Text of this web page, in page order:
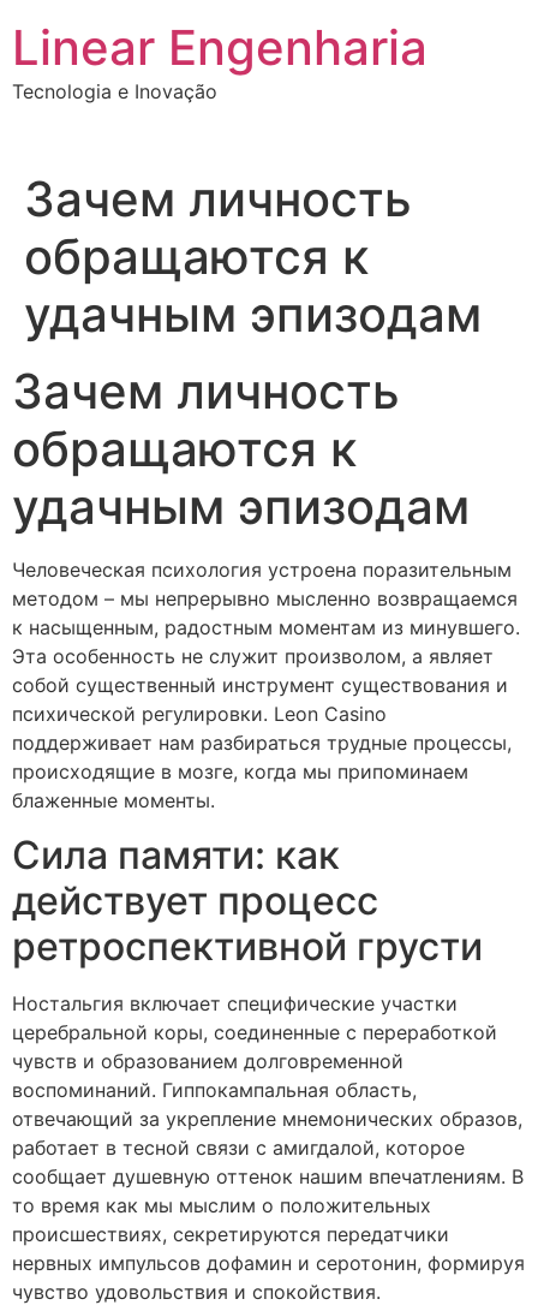
conteúdo
Linear Engenharia
Tecnologia e Inovação
Зачем личность
обращаются к
удачным эпизодам
Зачем личность
обращаются к
удачным эпизодам
Человеческая психология устроена поразительным
методом – мы непрерывно мысленно возвращаемся
к насыщенным, радостным моментам из минувшего.
Эта особенность не служит произволом, а являет
собой существенный инструмент существования и
психической регулировки. Leon Casino
поддерживает нам разбираться трудные процессы,
происходящие в мозге, когда мы припоминаем
блаженные моменты.
Сила памяти: как
действует процесс
ретроспективной грусти
Ностальгия включает специфические участки
церебральной коры, соединенные с переработкой
чувств и образованием долговременной
воспоминаний. Гиппокампальная область,
отвечающий за укрепление мнемонических образов,
работает в тесной связи с амигдалой, которое
сообщает душевную оттенок нашим впечатлениям. В
то время как мы мыслим о положительных
происшествиях, секретируются передатчики
нервных импульсов дофамин и серотонин, формируя
чувство удовольствия и спокойствия.